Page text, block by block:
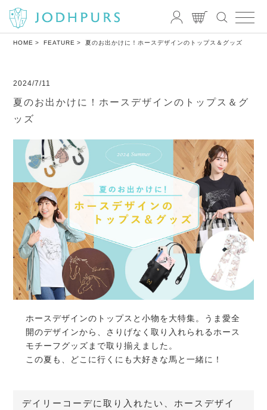
HOME FEATURE 夏のお出かけに！ホースデザインのトップス＆グッズ
2024/7/11
夏のお出かけに！ホースデザインのトップス＆グ
ッズ
ホースデザインのトップスと小物を大特集。うま愛全
開のデザインから、さりげなく取り入れられるホース
モチーフグッズまで取り揃えました。
この夏も、どこに行くにも大好きな馬と一緒に！
デイリーコーデに取り入れたい、ホースデザイ